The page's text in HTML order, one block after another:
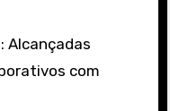
Alcançadas
com